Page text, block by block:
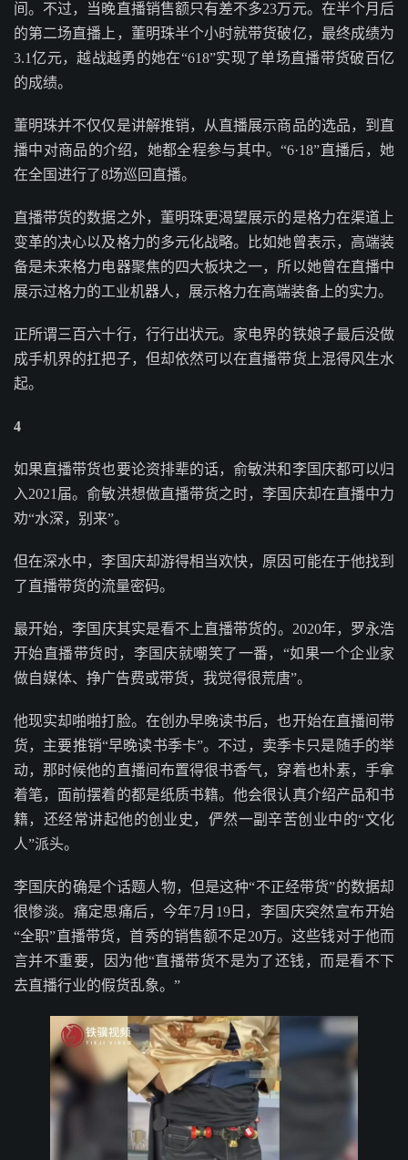
间。不过，当晚直播销售额只有差不多23万元。在半个月后
的第二场直播上，董明珠半个小时就带货破亿，最终成绩为
3.1亿元，越战越勇的她在“618”实现了单场直播带货破百亿
的成绩。
董明珠并不仅仅是讲解推销，从直播展示商品的选品，到直
播中对商品的介绍，她都全程参与其中。“6·18”直播后，她
在全国进行了8场巡回直播。
直播带货的数据之外，董明珠更渴望展示的是格力在渠道上
变革的决心以及格力的多元化战略。比如她曾表示，高端装
备是未来格力电器聚焦的四大板块之一，所以她曾在直播中
展示过格力的工业机器人，展示格力在高端装备上的实力。
正所谓三百六十行，行行出状元。家电界的铁娘子最后没做
成手机界的扛把子，但却依然可以在直播带货上混得风生水
起。
4
如果直播带货也要论资排辈的话，俞敏洪和李国庆都可以归
入2021届。俞敏洪想做直播带货之时，李国庆却在直播中力
劝“水深，别来”。
但在深水中，李国庆却游得相当欢快，原因可能在于他找到
了直播带货的流量密码。
最开始，李国庆其实是看不上直播带货的。2020年，罗永浩
开始直播带货时，李国庆就嘲笑了一番，“如果一个企业家
做自媒体、挣广告费或带货，我觉得很荒唐”。
他现实却啪啪打脸。在创办早晚读书后，也开始在直播间带
货，主要推销“早晚读书季卡”。不过，卖季卡只是随手的举
动，那时候他的直播间布置得很书香气，穿着也朴素，手拿
着笔，面前摆着的都是纸质书籍。他会很认真介绍产品和书
籍，还经常讲起他的创业史，俨然一副辛苦创业中的“文化
人”派头。
李国庆的确是个话题人物，但是这种“不正经带货”的数据却
很惨淡。痛定思痛后，今年7月19日，李国庆突然宣布开始
“全职”直播带货，首秀的销售额不足20万。这些钱对于他而
言并不重要，因为他“直播带货不是为了还钱，而是看不下
去直播行业的假货乱象。”